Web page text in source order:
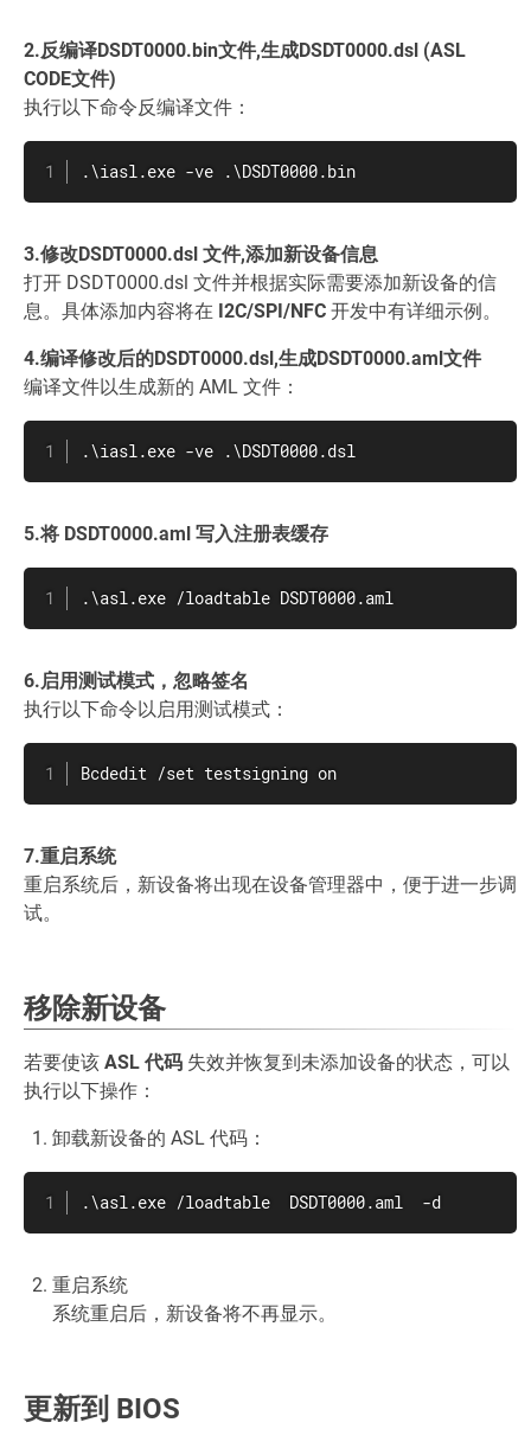
2.反编译DSDT0000.bin文件,生成DSDT0000.dsl (ASL
CODE文件)
执行以下命令反编译文件：
.\iasl.exe -ve .\DSDT0000.bin
3.修改DSDT0000.dsl 文件,添加新设备信息
打开 DSDT0000.dsl 文件并根据实际需要添加新设备的信
息。具体添加内容将在 I2C/SPI/NFC 开发中有详细示例。
4.编译修改后的DSDT0000.dsl,生成DSDT0000.aml文件
编译文件以生成新的 AML 文件：
.\iasl.exe -ve .\DSDT0000.dsl
5.将 DSDT0000.aml 写入注册表缓存
.\asl.exe /loadtable DSDT0000.aml
6.启用测试模式，忽略签名
执行以下命令以启用测试模式：
Bcdedit /set testsigning on
7.重启系统
重启系统后，新设备将出现在设备管理器中，便于进一步调
试。
移除新设备
若要使该 ASL 代码 失效并恢复到未添加设备的状态，可以
执行以下操作：
卸载新设备的 ASL 代码：
.\asl.exe /loadtable  DSDT0000.aml  -d
重启系统
系统重启后，新设备将不再显示。
更新到 BIOS